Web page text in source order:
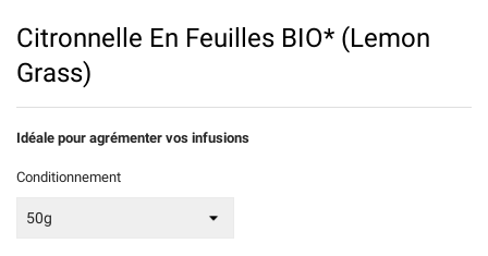
Citronnelle En Feuilles BIO* (Lemon
Grass)
Idéale pour agrémenter vos infusions
Conditionnement